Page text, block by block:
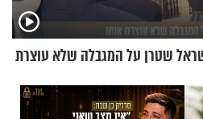
שטרן על המגבלה שלא עוצרת